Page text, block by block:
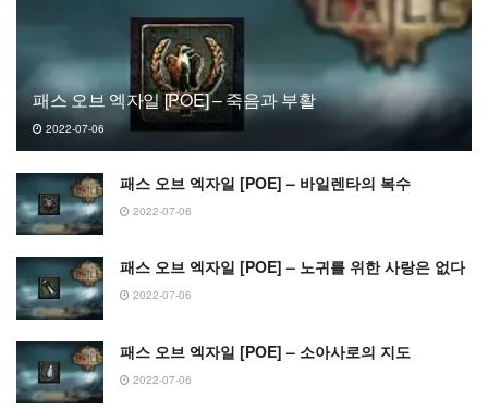
패스 오브 엑자일 [POE] – 죽음과 부활
2022-07-06
패스 오브 엑자일 [POE] – 바일렌타의 복수
2022-07-06
패스 오브 엑자일 [POE] – 노귀를 위한 사랑은 없다
2022-07-06
패스 오브 엑자일 [POE] – 소아사로의 지도
2022-07-06